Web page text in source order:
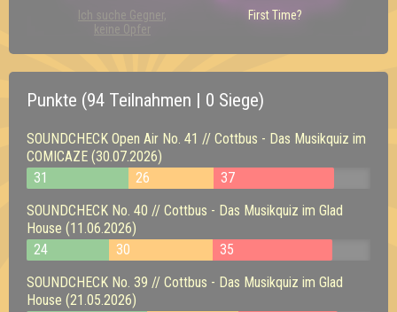
Ich suche Gegner,
keine Opfer
First Time?
Punkte (94 Teilnahmen | 0 Siege)
SOUNDCHECK Open Air No. 41 // Cottbus - Das Musikquiz im
COMICAZE (30.07.2026)
31
26
37
SOUNDCHECK No. 40 // Cottbus - Das Musikquiz im Glad
House (11.06.2026)
24
30
35
SOUNDCHECK No. 39 // Cottbus - Das Musikquiz im Glad
House (21.05.2026)